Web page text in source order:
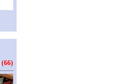
(66)